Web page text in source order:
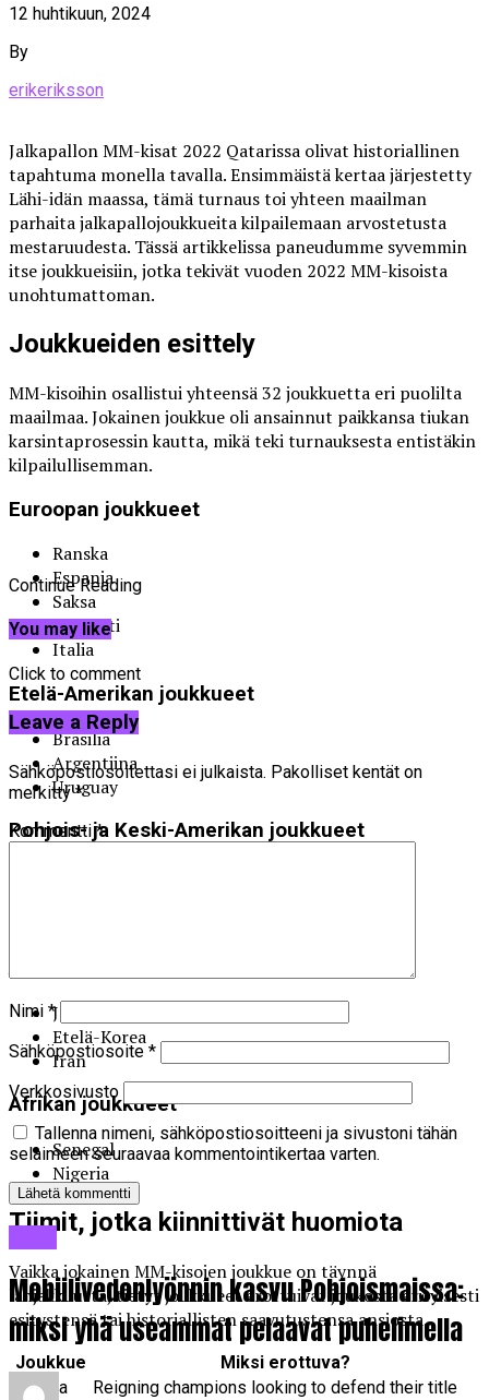
12 huhtikuun, 2024
By
erikeriksson
Jalkapallon MM-kisat 2022 Qatarissa olivat historiallinen
tapahtuma monella tavalla. Ensimmäistä kertaa järjestetty
Lähi-idän maassa, tämä turnaus toi yhteen maailman
parhaita jalkapallojoukkueita kilpailemaan arvostetusta
mestaruudesta. Tässä artikkelissa paneudumme syvemmin
itse joukkueisiin, jotka tekivät vuoden 2022 MM-kisoista
unohtumattoman.
Joukkueiden esittely
MM-kisoihin osallistui yhteensä 32 joukkuetta eri puolilta
maailmaa. Jokainen joukkue oli ansainnut paikkansa tiukan
karsintaprosessin kautta, mikä teki turnauksesta entistäkin
kilpailullisemman.
Euroopan joukkueet
Ranska
Espanja
Saksa
Englanti
Italia
Etelä-Amerikan joukkueet
Brasilia
Argentiina
Uruguay
Pohjois- ja Keski-Amerikan joukkueet
Japani
Etelä-Korea
Iran
Afrikan joukkueet
Senegal
Nigeria
Tiimit, jotka kiinnittivät huomiota
Vaikka jokainen MM-kisojen joukkue on täynnä
lahjakkuutta, tietyt joukkueet erottuivat joukosta erityisesti
esitystensä tai historiallisten saavutustensa ansiosta.
Joukkue
Miksi erottuva?
Ranska
Reigning champions looking to defend their title
Continue Reading
You may like
Click to comment
Leave a Reply
Sähköpostiosoitettasi ei julkaista. Pakolliset kentät on
merkitty*
Kommentti*
Nimi *
Sähköpostiosoite *
Verkkosivusto
Tallenna nimeni, sähköpostiosoitteeni ja sivustoni tähän
selaimeen seuraavaa kommentointikertaa varten.
Mobiilivedonlyönnin kasvu Pohjoismaissa:
miksi yhä useammat pelaavat puhelimella